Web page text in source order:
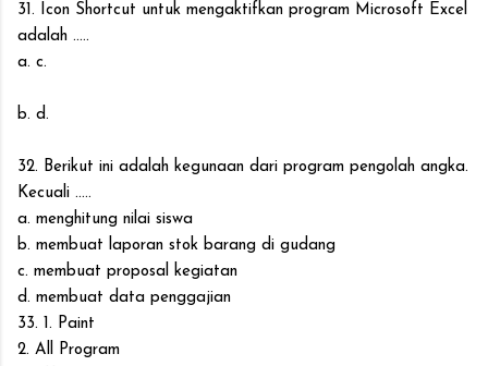
31. Icon Shortcut untuk mengaktifkan program Microsoft Excel
adalah .....
a. c.
b. d.
32. Berikut ini adalah kegunaan dari program pengolah angka.
Kecuali .....
a. menghitung nilai siswa
b. membuat laporan stok barang di gudang
c. membuat proposal kegiatan
d. membuat data penggajian
33. 1. Paint
2. All Program